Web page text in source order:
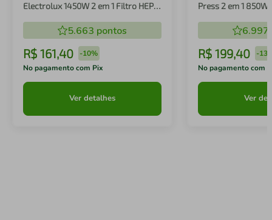
Electrolux 1450W 2 em 1 Filtro HEPA
5.663 pontos
R$ 161,40 -10%
No pagamento com Pix
Ver detalhes
Press 2 em 1 850W
6.997
R$ 199,40 -
No pagamento com
Ver